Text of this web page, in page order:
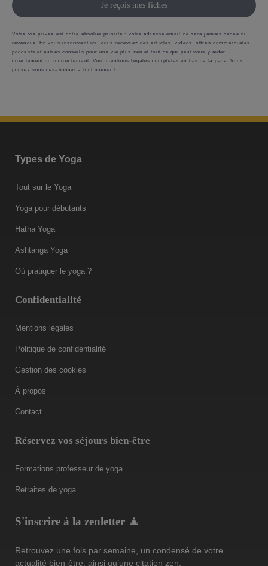
Je reçois mes fiches
Votre vie privée est notre absolue priorité : votre adresse email ne sera jamais cédée ni
revendue. En vous inscrivant ici, vous recevrez des articles, vidéos, offres commerciales,
podcasts et autres conseils pour une vie plus zen et tout ce qui peut vous y aider
directement ou indirectement. Voir mentions légales complètes en bas de la page. Vous
pouvez vous désabonner à tout moment.
Types de Yoga
Tout sur le Yoga
Yoga pour débutants
Hatha Yoga
Ashtanga Yoga
Où pratiquer le yoga ?
Confidentialité
Mentions légales
Politique de confidentialité
Gestion des cookies
À propos
Contact
Réservez vos séjours bien-être
Formations professeur de yoga
Retraites de yoga
S'inscrire à la zenletter 🧘
Retrouvez une fois par semaine, un condensé de votre
actualité bien-être, ainsi qu’une citation zen.